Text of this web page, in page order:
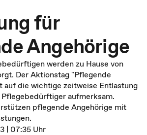
für
Angehörige
werden zu Hause von
Der Aktionstag "Pflegende
auf die wichtige zeitweise Entlastung
aufmerksam.
pflegende Angehörige mit
| 07:35 Uhr